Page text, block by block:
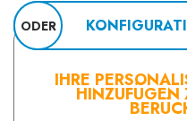
ODER
IHRE
HINZUFÜGEN